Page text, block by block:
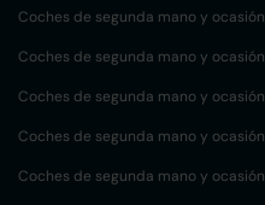
Coches de segunda mano y ocasión
Coches de segunda mano y ocasión
Coches de segunda mano y ocasión
Coches de segunda mano y ocasión
Coches de segunda mano y ocasión